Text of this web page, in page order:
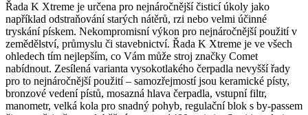
Řada K Xtreme je určena pro nejnáročnější čisticí úkoly jako
například odstraňování starých nátěrů, rzi nebo velmi účinné
tryskání pískem. Nekompromisní výkon pro nejnáročnější použití v
zemědělství, průmyslu či stavebnictví. Řada K Xtreme je ve všech
ohledech tím nejlepším, co Vám může stroj značky Comet
nabídnout. Zesílená varianta vysokotlakého čerpadla nevyšší řady
pro to nejnáročnější použití – samozřejmostí jsou keramické písty,
bronzové vedení pístů, mosazná hlava čerpadla, vstupní filtr,
manometr, velká kola pro snadný pohyb, regulační blok s by-passem